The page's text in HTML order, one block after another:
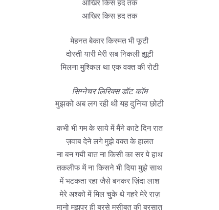
आखिर किस हद तक
आखिर किस हद तक
मेहनत बेकार किस्मत भी फूटी
दोस्ती यारी मेरी सब निकली झूटी
मिलना मुश्किल था एक वक्त की रोटी
सिग्नेचर लिरिक्स डॉट कॉम
मुझको अब लग रही थी यह दुनिया छोटी
कभी भी गम के साये में मैंने काटे दिन रात
ज़वाब देने लगे मुझे वक्त के हालत
ना बन गयी बात ना किसी का सर पे हाथ
तकलीफ में ना किसने भी दिया मुझे साथ
में भटकता रहा जैसे बनकर ज़िंदा लाश
मेरे अश्को में मिल चुके थे गहरे मेरे राज़
मानो मुझपर ही बरसे मुसीबत की बरसात